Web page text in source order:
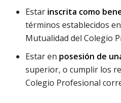
Estar inscrita como
términos establecidos
Mutualidad del Colegio
Estar en posesión de
superior, o cumplir los
Colegio Profesional